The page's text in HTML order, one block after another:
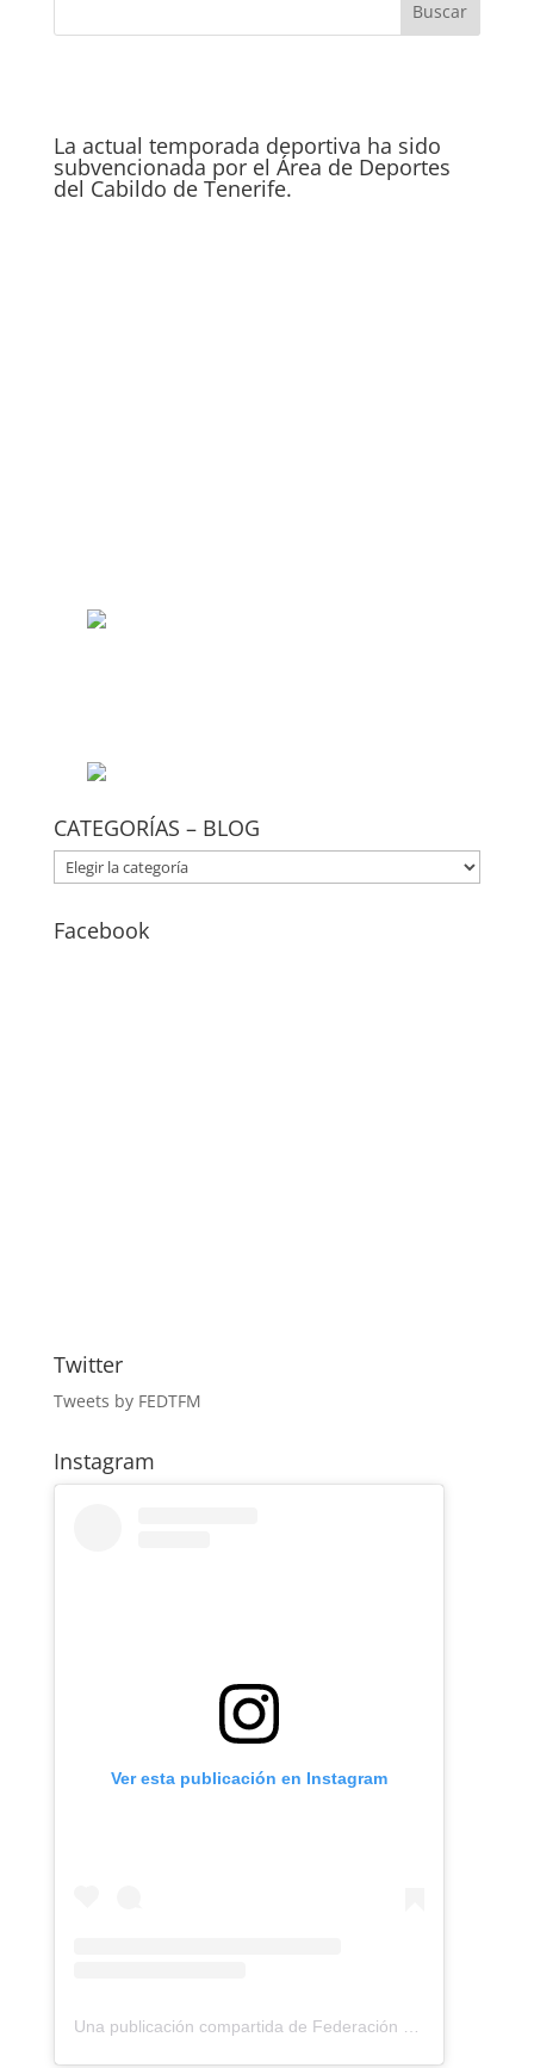
La actual temporada deportiva ha sido
subvencionada por el Área de Deportes
del Cabildo de Tenerife.
CATEGORÍAS – BLOG
CATEGORÍAS
–
Facebook
Twitter
Tweets by FEDTFM
Instagram
Ver esta publicación en Instagram
Una publicación compartida de Federación Montañismo Tenerife (@federacion_montanismo_tenerife)